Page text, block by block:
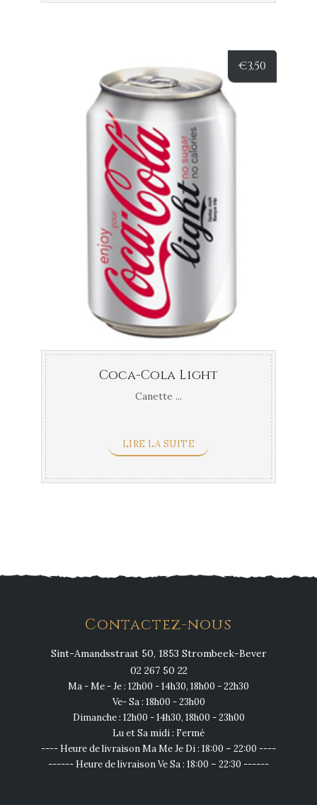
€3,50
Coca-Cola Light
Canette ...
LIRE LA SUITE
Contactez-nous
Sint-Amandsstraat 50, 1853 Strombeek-Bever
02 267 50 22
Ma - Me - Je : 12h00 - 14h30, 18h00 - 22h30
Ve- Sa : 18h00 - 23h00
Dimanche : 12h00 - 14h30, 18h00 - 23h00
Lu et Sa midi : Fermé
---- Heure de livraison Ma Me Je Di : 18:00 – 22:00 ----
------ Heure de livraison Ve Sa : 18:00 – 22:30 ------